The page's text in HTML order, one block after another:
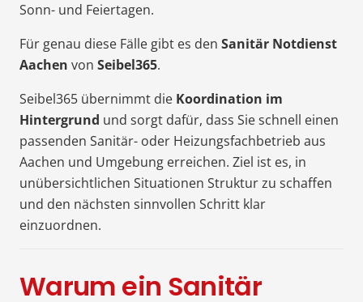
Sonn- und Feiertagen.
Für genau diese Fälle gibt es den Sanitär Notdienst
Aachen von Seibel365.
Seibel365 übernimmt die Koordination im
Hintergrund und sorgt dafür, dass Sie schnell einen
passenden Sanitär- oder Heizungsfachbetrieb aus
Aachen und Umgebung erreichen. Ziel ist es, in
unübersichtlichen Situationen Struktur zu schaffen
und den nächsten sinnvollen Schritt klar
einzuordnen.
Warum ein Sanitär